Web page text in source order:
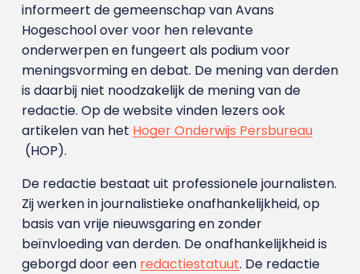
informeert de gemeenschap van Avans
Hogeschool over voor hen relevante
onderwerpen en fungeert als podium voor
meningsvorming en debat. De mening van derden
is daarbij niet noodzakelijk de mening van de
redactie. Op de website vinden lezers ook
artikelen van het Hoger Onderwijs Persbureau
(HOP).
De redactie bestaat uit professionele journalisten.
Zij werken in journalistieke onafhankelijkheid, op
basis van vrije nieuwsgaring en zonder
beïnvloeding van derden. De onafhankelijkheid is
geborgd door een redactiestatuut. De redactie